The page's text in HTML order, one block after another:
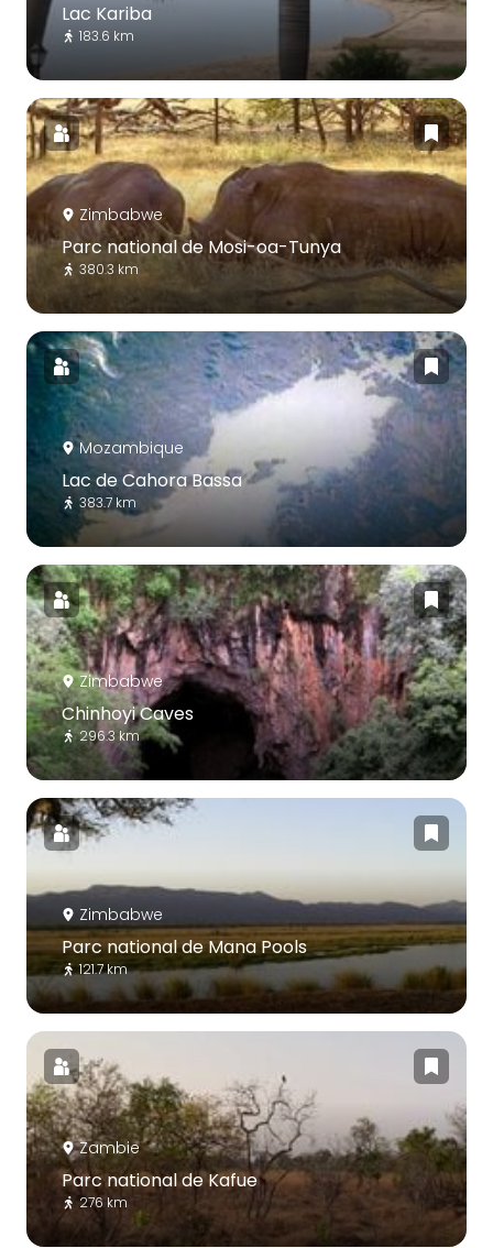
Lac Kariba
183.6 km
Zimbabwe
Parc national de Mosi-oa-Tunya
380.3 km
Mozambique
Lac de Cahora Bassa
383.7 km
Zimbabwe
Chinhoyi Caves
296.3 km
Zimbabwe
Parc national de Mana Pools
121.7 km
Zambie
Parc national de Kafue
276 km